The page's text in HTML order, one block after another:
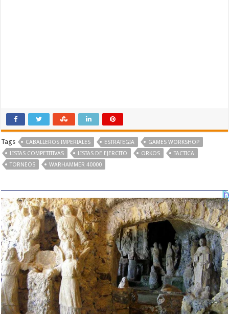
Tags CABALLEROS IMPERIALES ESTRATEGIA
GAMES WORKSHOP
LISTAS COMPETITIVAS
LISTAS DE EJERCITO ORKOS
TACTICA
TORNEOS
WARHAMMER 40000